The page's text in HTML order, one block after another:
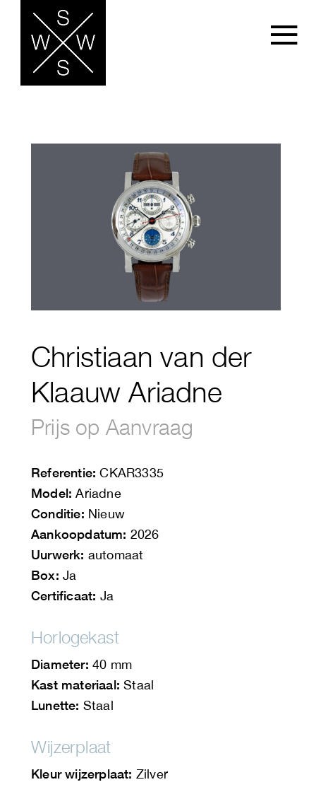
Christiaan van der
Klaauw Ariadne
Prijs op Aanvraag
Referentie: CKAR3335
Model: Ariadne
Conditie: Nieuw
Aankoopdatum: 2026
Uurwerk: automaat
Box: Ja
Certificaat: Ja
Horlogekast
Diameter: 40 mm
Kast materiaal: Staal
Lunette: Staal
Wijzerplaat
Kleur wijzerplaat: Zilver